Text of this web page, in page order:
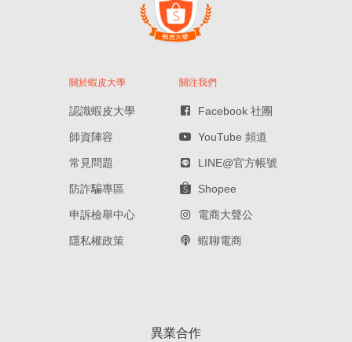
關於蝦皮大學
認識蝦皮大學
師資陣容
常見問題
防詐騙專區
申訴檢舉中心
隱私權政策
關注我們
Facebook 社團
YouTube 頻道
LINE@官方帳號
Shopee
電商大聲公
蝦聊電商
異業合作